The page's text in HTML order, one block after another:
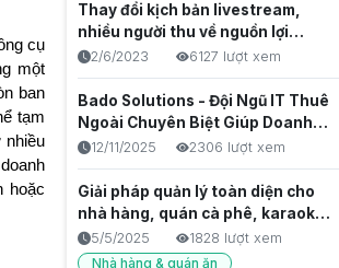
cụ
một
ban
tạm
nhiều
hoặc
Phần mềm quản lý bán hàng
Giải pháp quản lý bán hàng
Phân Quyền Nhân Viên Bán Hàng:
Chìa Khóa Quản Trị Kinh Doanh
5/8/2026
9 lượt xem
Quản lý nhân viên
Quản lý bán hàng
Phần mềm quản lý bán hàng
Phần Mềm Phân Quyền Nhân Viên
Giúp Vận Hành Cửa Hàng Toàn
Thay đổi kịch bản livestream,
nhiều người thu về nguồn lợi
nhuận khủng
2/6/2023 6127 lượt xem
Bado Solutions - Đội Ngũ IT Thuê
Ngoài Chuyên Biệt Giúp Doanh
Nghiệp Tăng Tốc Sản Phẩm Số
12/11/2025 2306 lượt xem
Giải pháp quản lý toàn diện cho
nhà hàng, quán cà phê, karaoke &
club billiards
5/5/2025
1828 lượt xem
Nhà hàng & quán ăn